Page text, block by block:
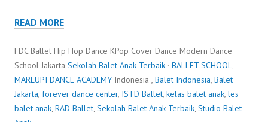
READ MORE
FDC Ballet Hip Hop Dance KPop Cover Dance Modern Dance
School Jakarta Sekolah Balet Anak Terbaik · BALLET SCHOOL,
MARLUPI DANCE ACADEMY Indonesia , Balet Indonesia, Balet
Jakarta, forever dance center, ISTD Ballet, kelas balet anak, les
balet anak, RAD Ballet, Sekolah Balet Anak Terbaik, Studio Balet